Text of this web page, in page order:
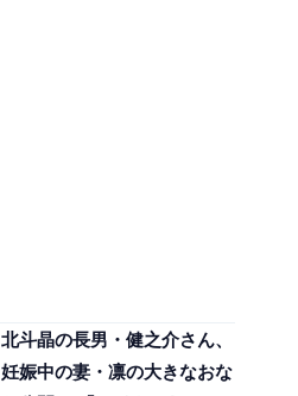
北斗晶の長男・健之介さん、
妊娠中の妻・凛の大きなおな